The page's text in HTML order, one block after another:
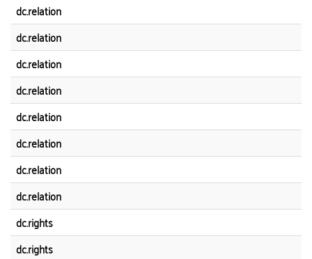
dc.relation
dc.relation
dc.relation
dc.relation
dc.relation
dc.relation
dc.relation
dc.relation
dc.rights
dc.rights